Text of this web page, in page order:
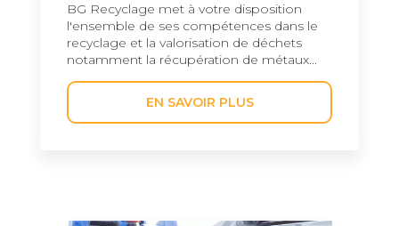
BG Recyclage met à votre disposition
l'ensemble de ses compétences dans le
recyclage et la valorisation de déchets
notamment la récupération de métaux...
EN SAVOIR PLUS